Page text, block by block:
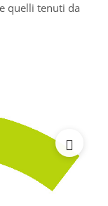
quelli tenuti da